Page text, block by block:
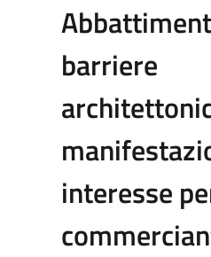
barriere
interesse